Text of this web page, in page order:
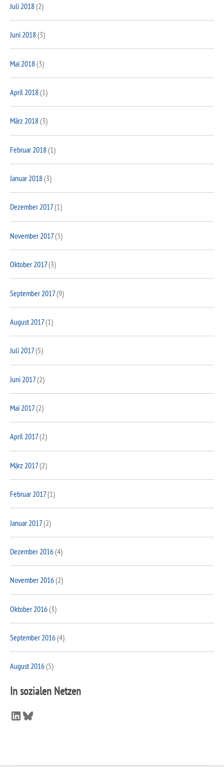
Juli 2018(2)
Juni 2018(3)
Mai 2018(3)
April 2018(1)
März 2018(3)
Februar 2018(1)
Januar 2018(3)
Dezember 2017(1)
November 2017(5)
Oktober 2017(3)
September 2017(9)
August 2017(1)
Juli 2017(5)
Juni 2017(2)
Mai 2017(2)
April 2017(2)
März 2017(2)
Februar 2017(1)
Januar 2017(2)
Dezember 2016(4)
November 2016(2)
Oktober 2016(3)
September 2016(4)
August 2016(5)
In sozialen Netzen
LinkedIn
Bluesky